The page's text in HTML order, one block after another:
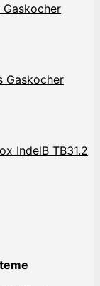
Gaskocher
Gaskocher
IndelB TB31.2